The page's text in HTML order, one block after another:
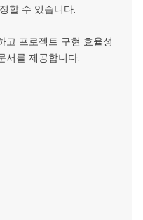
할 수 있습니다.
고 프로젝트 구현 효율성
서를 제공합니다.